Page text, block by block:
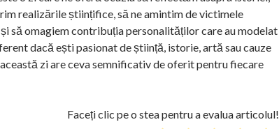
realizările științifice, să ne amintim de victimele
să omagiem contribuția personalităților care au modelat
dacă ești pasionat de știință, istorie, artă sau cauze
zi are ceva semnificativ de oferit pentru fiecare
Faceți clic pe o stea pentru a evalua articolul!